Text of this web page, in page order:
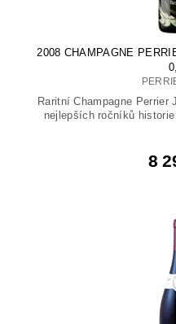
2008 CHAMPAGNE
Raritní Champagne Perrier
nejlepších ročníků
8